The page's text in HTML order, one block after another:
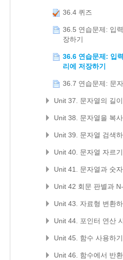
36.4 퀴즈
36.5 연습문제: 입
장하기
36.6 연습문제: 입
리에 저장하기
36.7 연습문제: 문
Unit 37. 문자열의 길
Unit 38. 문자열을 복
Unit 39. 문자열 검색
Unit 40. 문자열 자르기
Unit 41. 문자열과 숫
Unit 42 회문 판별과
Unit 43. 자료형 변환
Unit 44. 포인터 연산
Unit 45. 함수 사용하기
Unit 46. 함수에서 반